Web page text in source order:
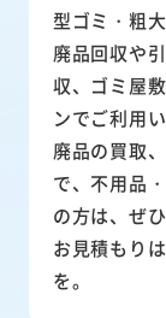
型ゴミ・粗
廃品回収や
収、ゴミ屋
ンでご利用
廃品の買取
で、不用品
の方は、ぜ
お見積もり
を。